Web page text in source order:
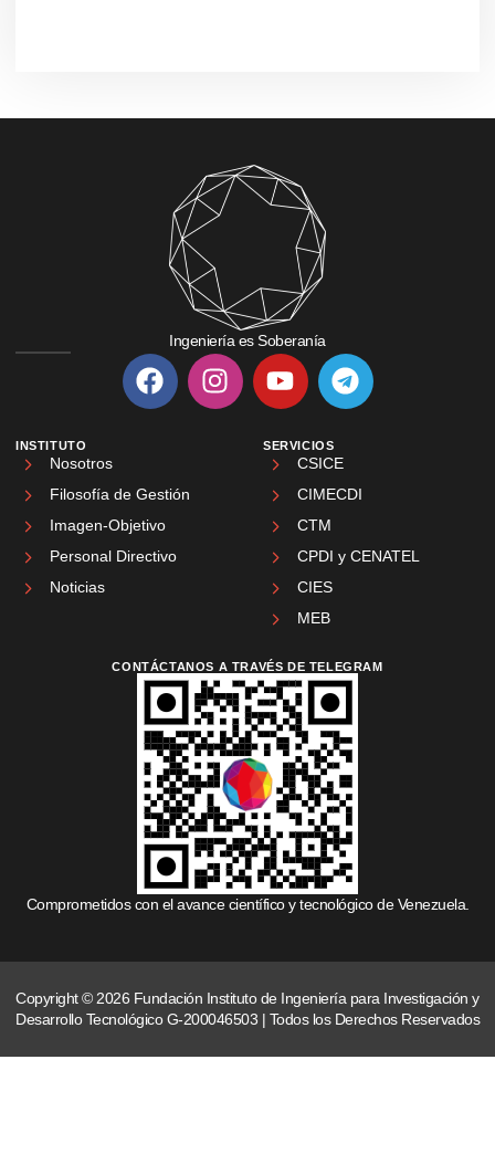
Ingeniería es Soberanía
INSTITUTO
Nosotros
Filosofía de Gestión
Imagen-Objetivo
Personal Directivo
Noticias
SERVICIOS
CSICE
CIMECDI
CTM
CPDI y CENATEL
CIES
MEB
CONTÁCTANOS A TRAVÉS DE TELEGRAM
Comprometidos con el avance científico y tecnológico de Venezuela.
Copyright © 2026 Fundación Instituto de Ingeniería para Investigación y
Desarrollo Tecnológico G-200046503 | Todos los Derechos Reservados